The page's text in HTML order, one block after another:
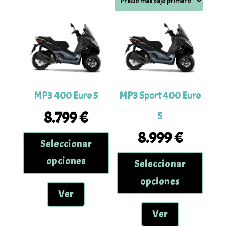
a
alto
MP3 400 Euro 5
8.799€
Seleccionar
opciones
tiene
múltiples
Las
Ver
MP3 Sport 400 Euro
5
8.999€
Seleccionar
opciones
Ver